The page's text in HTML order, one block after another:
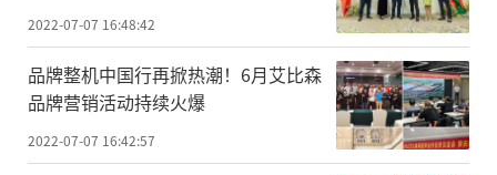
2022-07-07 16:48:42
品牌整机中国行再掀热潮！6月艾比森
品牌营销活动持续火爆
2022-07-07 16:42:57